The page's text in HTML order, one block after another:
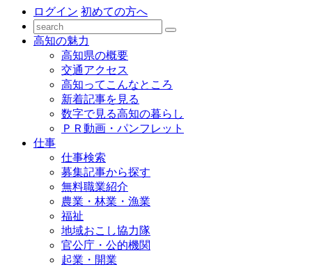
ログイン 初めての方へ
高知の魅力
高知県の概要
交通アクセス
高知ってこんなところ
新着記事を見る
数字で見る高知の暮らし
ＰＲ動画・パンフレット
仕事
仕事検索
募集記事から探す
無料職業紹介
農業・林業・漁業
福祉
地域おこし協力隊
官公庁・公的機関
起業・開業